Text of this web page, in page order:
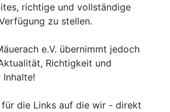
richtige und vollständige
zu stellen.
e.V. übernimmt jedoch
Richtigkeit und
die Links auf die wir - direkt